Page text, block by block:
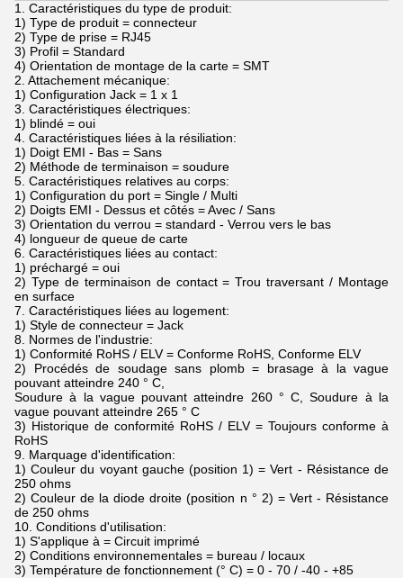
1. Caractéristiques du type de produit:
1) Type de produit = connecteur
2) Type de prise = RJ45
3) Profil = Standard
4) Orientation de montage de la carte = SMT
2. Attachement mécanique:
1) Configuration Jack = 1 x 1
3. Caractéristiques électriques:
1) blindé = oui
4. Caractéristiques liées à la résiliation:
1) Doigt EMI - Bas = Sans
2) Méthode de terminaison = soudure
5. Caractéristiques relatives au corps:
1) Configuration du port = Single / Multi
2) Doigts EMI - Dessus et côtés = Avec / Sans
3) Orientation du verrou = standard - Verrou vers le bas
4) longueur de queue de carte
6. Caractéristiques liées au contact:
1) préchargé = oui
2) Type de terminaison de contact = Trou traversant / Montage
en surface
7. Caractéristiques liées au logement:
1) Style de connecteur = Jack
8. Normes de l'industrie:
1) Conformité RoHS / ELV = Conforme RoHS, Conforme ELV
2) Procédés de soudage sans plomb = brasage à la vague
pouvant atteindre 240 ° C,
Soudure à la vague pouvant atteindre 260 ° C, Soudure à la
vague pouvant atteindre 265 ° C
3) Historique de conformité RoHS / ELV = Toujours conforme à
RoHS
9. Marquage d'identification:
1) Couleur du voyant gauche (position 1) = Vert - Résistance de
250 ohms
2) Couleur de la diode droite (position n ° 2) = Vert - Résistance
de 250 ohms
10. Conditions d'utilisation:
1) S'applique à = Circuit imprimé
2) Conditions environnementales = bureau / locaux
3) Température de fonctionnement (° C) = 0 - 70 / -40 - +85